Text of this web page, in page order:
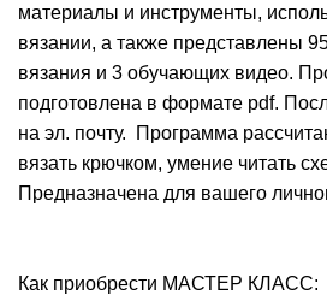
материалы и инструменты,
вязании, а также представлены
вязания и 3 обучающих видео.
подготовлена в формате pdf.
на эл. почту. Программа
вязать крючком, умение читать
Предназначена для вашего
Как приобрести МАСТЕР КЛАСС: